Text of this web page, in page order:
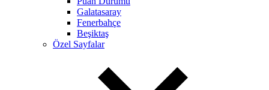
Galatasaray
Fenerbahçe
Beşiktaş
Özel Sayfalar